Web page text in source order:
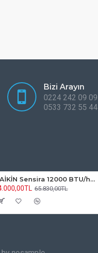
Bizi Arayın
0224 242 09 09
0533 732 55 44
DAİKİN Sensira 12000 BTU/h | FTXF35F Inverter Klima R32
65.830,00TL